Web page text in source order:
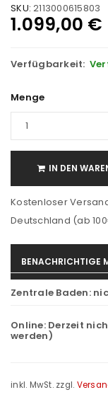
SKU: 2113000615803
1.099,00 €
Verfügbarkeit:
Menge
IN DEN
Kostenloser
Deutschland (ab
BENACHRICHTIGE
Zentrale Baden:
Online: Derzeit
werden)
inkl. MwSt. zzgl.